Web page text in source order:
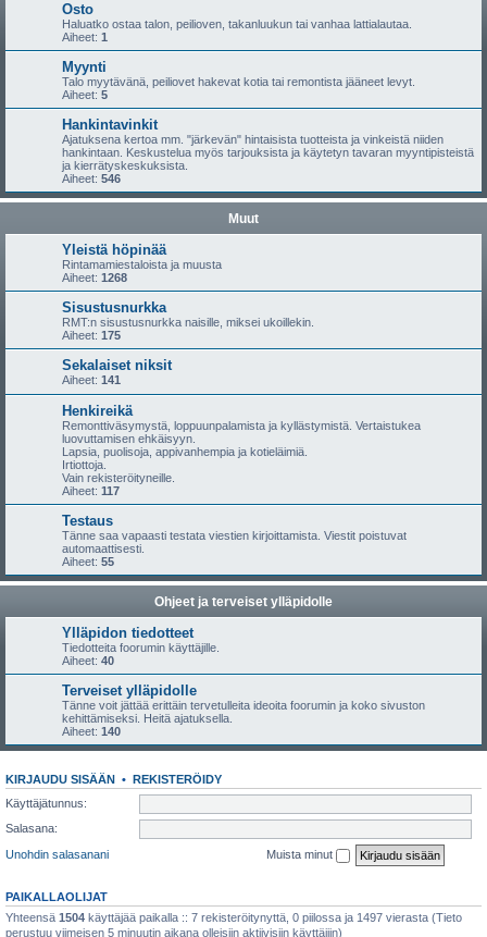
Osto
Haluatko ostaa talon, peilioven, takanluukun tai vanhaa lattialautaa.
Aiheet: 1
Myynti
Talo myytävänä, peiliovet hakevat kotia tai remontista jääneet levyt.
Aiheet: 5
Hankintavinkit
Ajatuksena kertoa mm. "järkevän" hintaisista tuotteista ja vinkeistä niiden
hankintaan. Keskustelua myös tarjouksista ja käytetyn tavaran myyntipisteistä
ja kierrätyskeskuksista.
Aiheet: 546
Muut
Yleistä höpinää
Rintamamiestaloista ja muusta
Aiheet: 1268
Sisustusnurkka
RMT:n sisustusnurkka naisille, miksei ukoillekin.
Aiheet: 175
Sekalaiset niksit
Aiheet: 141
Henkireikä
Remonttiväsymystä, loppuunpalamista ja kyllästymistä. Vertaistukea
luovuttamisen ehkäisyyn.
Lapsia, puolisoja, appivanhempia ja kotieläimiä.
Irtiottoja.
Vain rekisteröityneille.
Aiheet: 117
Testaus
Tänne saa vapaasti testata viestien kirjoittamista. Viestit poistuvat
automaattisesti.
Aiheet: 55
Ohjeet ja terveiset ylläpidolle
Ylläpidon tiedotteet
Tiedotteita foorumin käyttäjille.
Aiheet: 40
Terveiset ylläpidolle
Tänne voit jättää erittäin tervetulleita ideoita foorumin ja koko sivuston
kehittämiseksi. Heitä ajatuksella.
Aiheet: 140
KIRJAUDU SISÄÄN • REKISTERÖIDY
Käyttäjätunnus:
Salasana:
Unohdin salasanani
Muista minut
PAIKALLAOLIJAT
Yhteensä 1504 käyttäjää paikalla :: 7 rekisteröitynyttä, 0 piilossa ja 1497 vierasta (Tieto
perustuu viimeisen 5 minuutin aikana olleisiin aktiivisiin käyttäjiin)